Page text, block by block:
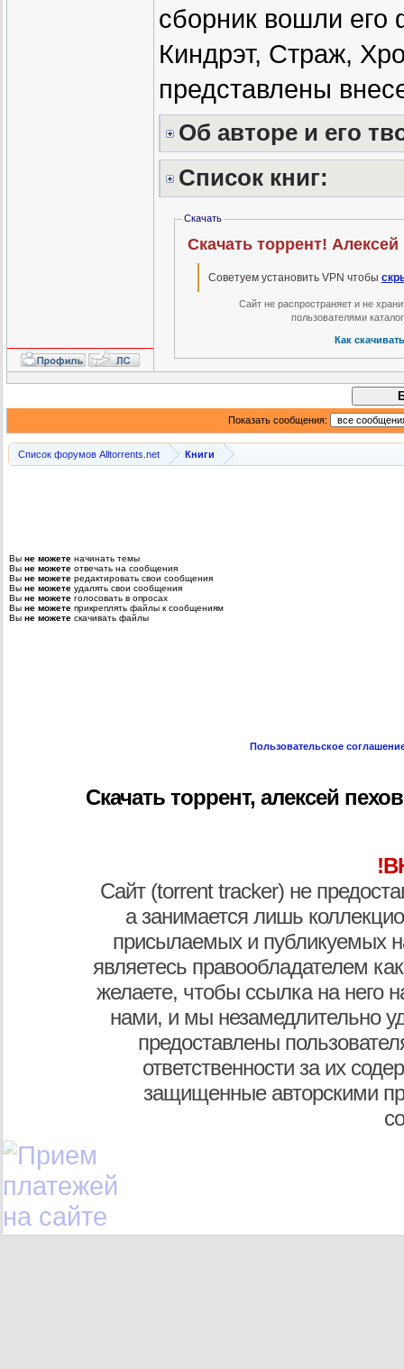
сборник вошли его
Киндрэт, Страж,
представлены
Об авторе и его
Список книг:
Скачать
Скачать торрент!
Советуем установить VPN чтобы
Сайт не распространяет и не
пользователями
Как
Показать сообщения:
Список форумов Alltorrents.net Книги
Вы не можете начинать темы
Вы не можете отвечать на сообщения
Вы не можете редактировать свои сообщения
Вы не можете удалять свои сообщения
Вы не можете голосовать в опросах
Вы не можете прикреплять файлы к сообщениям
Вы не можете скачивать файлы
Пользовательское
Скачать торрент, алексей
Сайт (torrent tracker) не
а занимается лишь
присылаемых и публикуемых
являетесь правообладателем
желаете, чтобы ссылка на него
нами, и мы незамедлительно
предоставлены
ответственности за их
защищенные авторскими